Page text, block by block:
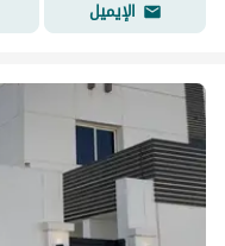
الإيميل